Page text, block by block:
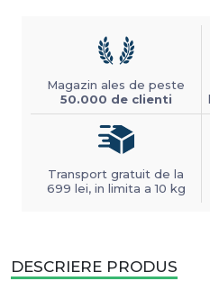
Magazin ales de peste
50.000 de clienti
Transport gratuit de la
699 lei, in limita a 10 kg
DESCRIERE PRODUS